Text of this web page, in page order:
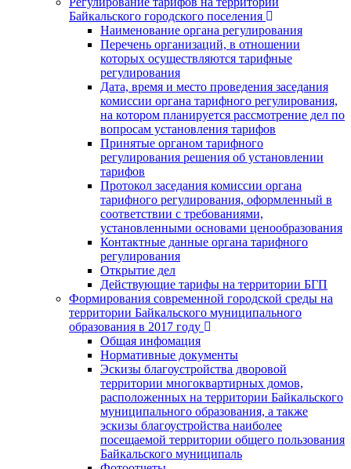
Байкальского городского поселения
Наименование органа регулирования
Перечень организаций, в отношении
которых осуществляются тарифные
регулирования
Дата, время и место проведения заседания
комиссии органа тарифного регулирования,
на котором планируется рассмотрение дел по
вопросам установления тарифов
Принятые органом тарифного
регулирования решения об установлении
тарифов
Протокол заседания комиссии органа
тарифного регулирования, оформленный в
соответствии с требованиями,
установленными основами ценообразования
Контактные данные органа тарифного
регулирования
Открытие дел
Действующие тарифы на территории БГП
Формирования современной городской среды на
территории Байкальского муниципального
образования в 2017 году
Общая инфомация
Нормативные документы
Эскизы благоустройства дворовой
территории многоквартирных домов,
расположенных на территории Байкальского
муниципального образования, а также
эскизы благоустройства наиболее
посещаемой территории общего пользования
Байкальского муниципаль